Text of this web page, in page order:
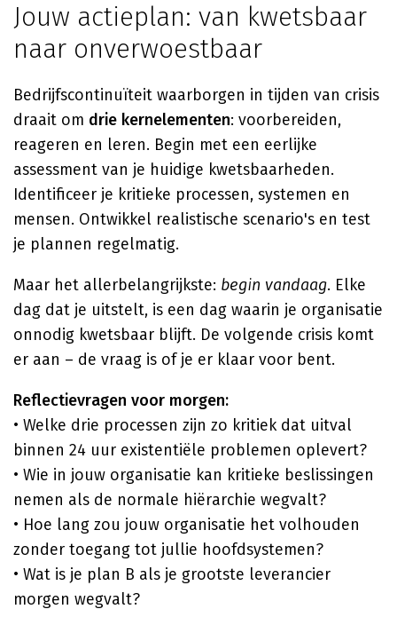
Jouw actieplan: van kwetsbaar
naar onverwoestbaar
Bedrijfscontinuïteit waarborgen in tijden van crisis
draait om drie kernelementen: voorbereiden,
reageren en leren. Begin met een eerlijke
assessment van je huidige kwetsbaarheden.
Identificeer je kritieke processen, systemen en
mensen. Ontwikkel realistische scenario's en test
je plannen regelmatig.
Maar het allerbelangrijkste: begin vandaag. Elke
dag dat je uitstelt, is een dag waarin je organisatie
onnodig kwetsbaar blijft. De volgende crisis komt
er aan – de vraag is of je er klaar voor bent.
Reflectievragen voor morgen:
• Welke drie processen zijn zo kritiek dat uitval
binnen 24 uur existentiële problemen oplevert?
• Wie in jouw organisatie kan kritieke beslissingen
nemen als de normale hiërarchie wegvalt?
• Hoe lang zou jouw organisatie het volhouden
zonder toegang tot jullie hoofdsystemen?
• Wat is je plan B als je grootste leverancier
morgen wegvalt?